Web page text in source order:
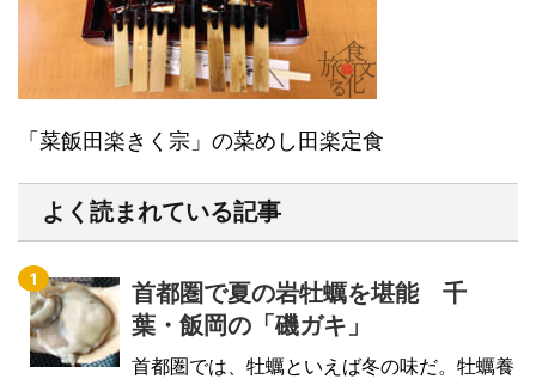
「菜飯田楽きく宗」の菜めし田楽定食
よく読まれている記事
首都圏で夏の岩牡蠣を堪能 千
葉・飯岡の「磯ガキ」
首都圏では、牡蠣といえば冬の味だ。牡蠣養